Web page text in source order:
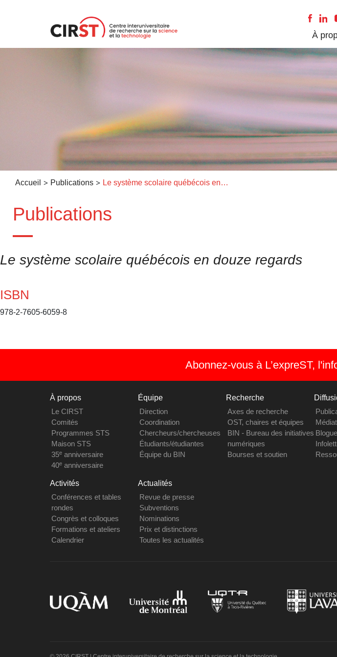
À
Accueil > Publications > Le système scolaire québécois en douze regards
Publications
Le système scolaire québécois en douze regards
ISBN
978-2-7605-6059-8
Abonnez-vous à L’expreST,
À propos
Le CIRST
Comités
Programmes STS
Maison STS
35eanniversaire
40eanniversaire
Équipe
Direction
Coordination
Chercheurs/chercheuses
Étudiants/étudiantes
Équipe du BIN
Recherche
Axes de recherche
OST, chaires et équipes
BIN - Bureau des initiatives
numériques
Bourses et soutien
Activités
Conférences et tables
rondes
Congrès et colloques
Formations et ateliers
Calendrier
Actualités
Revue de presse
Subventions
Nominations
Prix et distinctions
Toutes les actualités